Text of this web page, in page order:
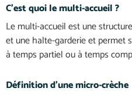
C’est quoi le multi-accueil ?
Le multi-accueil est une
et une halte-garderie et permet
à temps partiel ou à temps
Définition d’une micro-crèche